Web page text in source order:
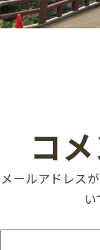
コ
メールアドレス